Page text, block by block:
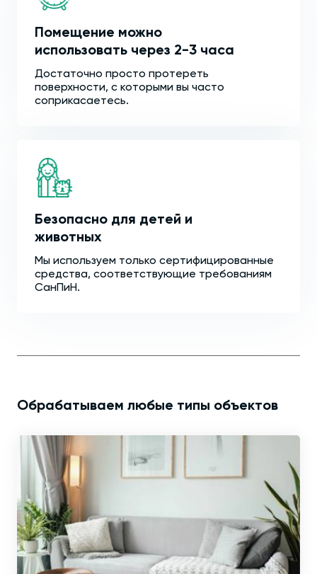
Помещение можно
использовать через 2-3 часа
Достаточно просто протереть
поверхности, с которыми вы часто
соприкасаетесь.
Безопасно для детей и
животных
Мы используем только сертифицированные
средства, соответствующие требованиям
СанПиН.
Обрабатываем любые типы объектов